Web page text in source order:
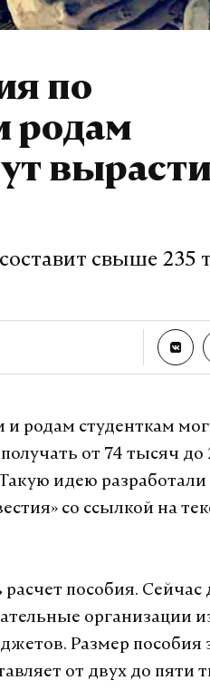
по
родам
свыше 235
и родам студенткам
от 74 тысяч до
идею разработали
со ссылкой на
пособия. Сейчас
организации
Размер пособия
от двух до пяти